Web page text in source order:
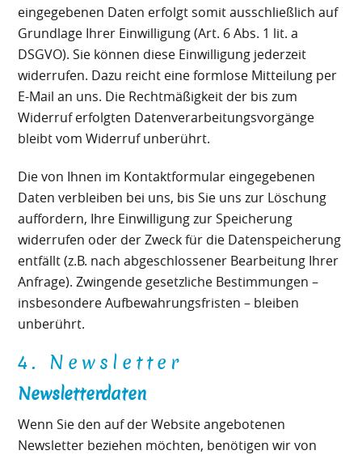
eingegebenen Daten erfolgt somit ausschließlich auf
Grundlage Ihrer Einwilligung (Art. 6 Abs. 1 lit. a
DSGVO). Sie können diese Einwilligung jederzeit
widerrufen. Dazu reicht eine formlose Mitteilung per
E-Mail an uns. Die Rechtmäßigkeit der bis zum
Widerruf erfolgten Datenverarbeitungsvorgänge
bleibt vom Widerruf unberührt.
Die von Ihnen im Kontaktformular eingegebenen
Daten verbleiben bei uns, bis Sie uns zur Löschung
auffordern, Ihre Einwilligung zur Speicherung
widerrufen oder der Zweck für die Datenspeicherung
entfällt (z.B. nach abgeschlossener Bearbeitung Ihrer
Anfrage). Zwingende gesetzliche Bestimmungen –
insbesondere Aufbewahrungsfristen – bleiben
unberührt.
4. Newsletter
Newsletterdaten
Wenn Sie den auf der Website angebotenen
Newsletter beziehen möchten, benötigen wir von